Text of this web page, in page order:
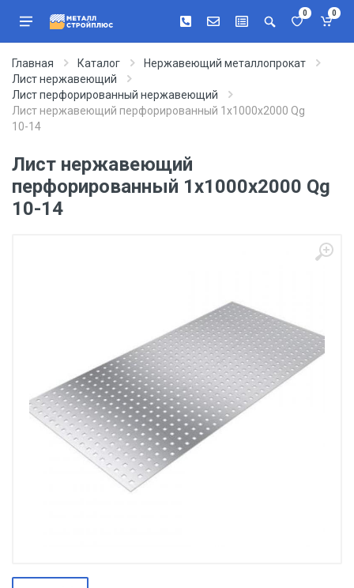
0 0
Главная Каталог
Нержавеющий металлопрокат
Лист нержавеющий
Лист перфорированный нержавеющий
Лист нержавеющий перфорированный 1х1000х2000 Qg
10-14
Лист нержавеющий
перфорированный 1х1000х2000 Qg
10-14